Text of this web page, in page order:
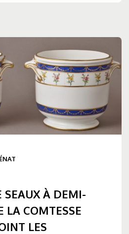
SEAUX À DEMI-
LA COMTESSE
LES